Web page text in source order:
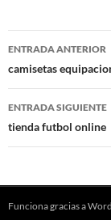
Navegación
de
entradas
ENTRADA ANTERIOR
camisetas
ENTRADA SIGUIENTE
tienda futbol online
Funciona gracias a